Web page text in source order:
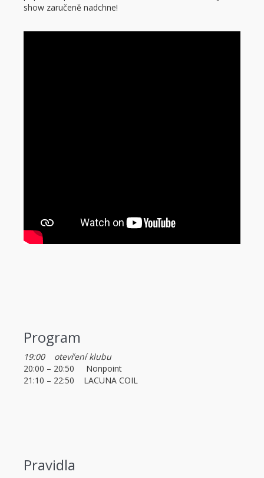
show zaručeně nadchne!
Program
19:00 otevření klubu
20:00 – 20:50 Nonpoint
21:10 – 22:50 LACUNA COIL
Pravidla